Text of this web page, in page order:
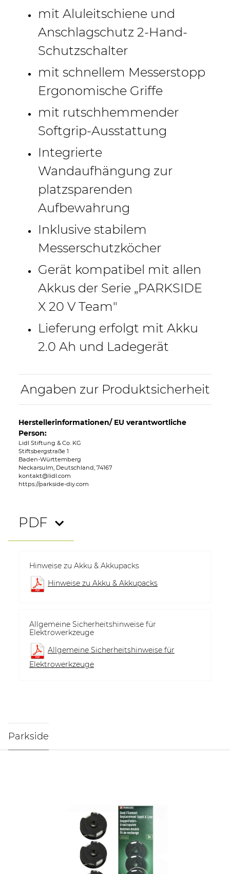
mit Aluleitschiene und
Anschlagschutz 2-Hand-
Schutzschalter
mit schnellem Messerstopp
Ergonomische Griffe
mit rutschhemmender
Softgrip-Ausstattung
Integrierte
Wandaufhängung zur
platzsparenden
Aufbewahrung
Inklusive stabilem
Messerschutzköcher
Gerät kompatibel mit allen
Akkus der Serie „PARKSIDE
X 20 V Team"
Lieferung erfolgt mit Akku
2.0 Ah und Ladegerät
Angaben zur Produktsicherheit
Herstellerinformationen/ EU verantwortliche
Person:
Lidl Stiftung & Co. KG
Stiftsbergstraße 1
Baden-Württemberg
Neckarsulm, Deutschland, 74167
kontakt@lidl.com
https://parkside-diy.com
PDF
Hinweise zu Akku & Akkupacks
Hinweise zu Akku & Akkupacks
Allgemeine Sicherheitshinweise für
Elektrowerkzeuge
Allgemeine Sicherheitshinweise für
Elektrowerkzeuge
Parkside